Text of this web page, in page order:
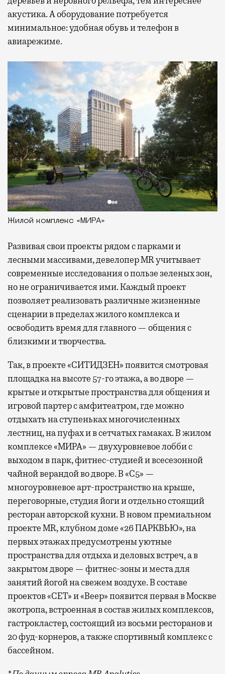
акустика. А оборудование потребуется
минимальное: удобная обувь и телефон в
авиарежиме.
Жилой комплекс «МИРА»
Развиваясвои проекты рядом с парками и
лесными массивами, девелопер MR учитывает
современные исследования о пользе зеленых зон,
но не ограничивается ими. Каждый проект
позволяет реализовать различные жизненные
сценарии в пределах жилого комплекса и
освободить время для главного — общения с
близкими и творчества.
Так, в проекте «СИТИДЗЕН» появится смотровая
площадка на высоте 57-го этажа, а во дворе —
крытые и открытые пространства для общения и
игровой партер с амфитеатром, где можно
отдыхать на ступеньках многочисленных
лестниц, на пуфах и в сетчатых гамаках. В жилом
комплексе «МИРА» — двухуровневое лобби с
выходом в парк, фитнес-студией и всесезонной
чайной верандой во дворе. В «С5» —
многоуровневое арт-пространство на крыше,
переговорные, студия йоги и отдельно стоящий
ресторан авторской кухни. В новом премиальном
проекте MR, клубном доме «26 ПАРКВЬЮ», на
первых этажах предусмотрены уютные
пространства для отдыха и деловых встреч, а в
закрытом дворе — фитнес-зоны и места для
занятий йогой на свежем воздухе. В составе
проектов «СЕТ» и «Веер»появитсяпервая в Москве
экотропа, встроенная в состав жилых комплексов,
гастрокластер, состоящий из восьми ресторанов и
20 фуд-корнеров, а также спортивный комплекс с
бассейном.